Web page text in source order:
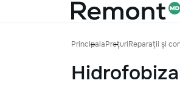
PrincipalaPrețuriReparații și